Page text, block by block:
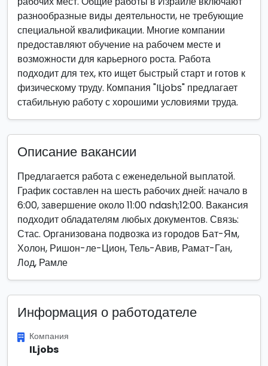
разнообразные виды деятельности, не требующие
специальной квалификации. Многие компании
предоставляют обучение на рабочем месте и
возможности для карьерного роста. Работа
подходит для тех, кто ищет быстрый старт и готов к
физическому труду. Компания "ILjobs" предлагает
стабильную работу с хорошими условиями труда.
Описание вакансии
Предлагается работа с еженедельной выплатой.
График составлен на шесть рабочих дней: начало в
6:00, завершение около 11:00 ndash;12:00. Вакансия
подходит обладателям любых документов. Связь:
Стас. Организована подвозка из городов Бат-Ям,
Холон, Ришон-ле-Цион, Тель-Авив, Рамат-Ган,
Лод, Рамле
Информация о работодателе
Компания
ILjobs